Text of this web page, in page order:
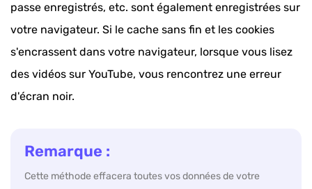
passe enregistrés, etc. sont également enregistrées sur
votre navigateur. Si le cache sans fin et les cookies
s'encrassent dans votre navigateur, lorsque vous lisez
des vidéos sur YouTube, vous rencontrez une erreur
d'écran noir.
Remarque :
Cette méthode effacera toutes vos données de votre